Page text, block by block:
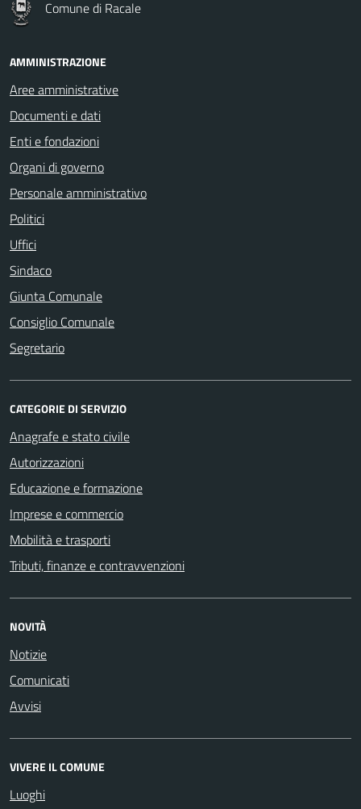
Comune di Racale
AMMINISTRAZIONE
Aree amministrative
Documenti e dati
Enti e fondazioni
Organi di governo
Personale amministrativo
Politici
Uffici
Sindaco
Giunta Comunale
Consiglio Comunale
Segretario
CATEGORIE DI SERVIZIO
Anagrafe e stato civile
Autorizzazioni
Educazione e formazione
Imprese e commercio
Mobilità e trasporti
Tributi, finanze e contravvenzioni
NOVITÀ
Notizie
Comunicati
Avvisi
VIVERE IL COMUNE
Luoghi